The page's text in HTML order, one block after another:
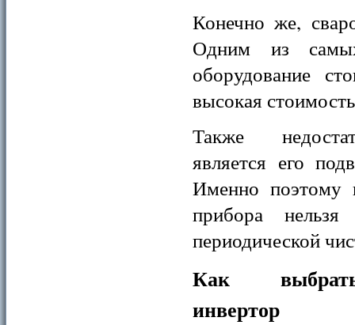
Конечно же,
Одним из
оборудование
высокая
Также
является его
Именно поэтому
прибора
периодической
Как
инвертор